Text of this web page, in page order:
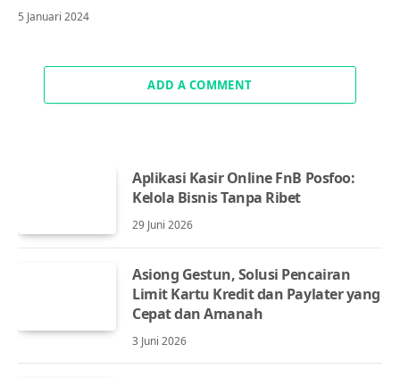
5 Januari 2024
ADD A COMMENT
Aplikasi Kasir Online FnB Posfoo:
Kelola Bisnis Tanpa Ribet
29 Juni 2026
Asiong Gestun, Solusi Pencairan
Limit Kartu Kredit dan Paylater yang
Cepat dan Amanah
3 Juni 2026